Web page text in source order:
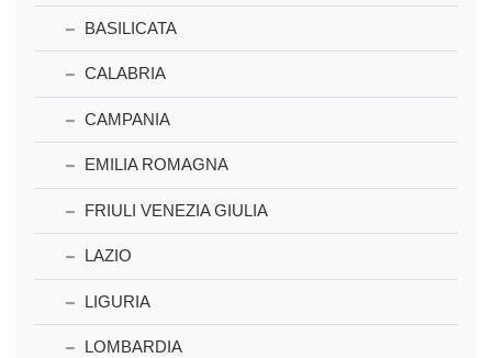
BASILICATA
CALABRIA
CAMPANIA
EMILIA ROMAGNA
FRIULI VENEZIA GIULIA
LAZIO
LIGURIA
LOMBARDIA